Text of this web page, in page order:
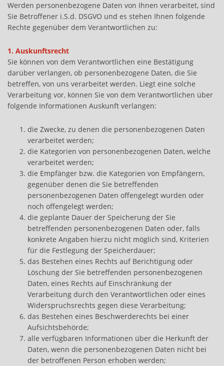
Werden personenbezogene Daten von Ihnen verarbeitet, sind
Sie Betroffener i.S.d. DSGVO und es stehen Ihnen folgende
Rechte gegenüber dem Verantwortlichen zu:
1. Auskunftsrecht
Sie können von dem Verantwortlichen eine Bestätigung
darüber verlangen, ob personenbezogene Daten, die Sie
betreffen, von uns verarbeitet werden. Liegt eine solche
Verarbeitung vor, können Sie von dem Verantwortlichen über
folgende Informationen Auskunft verlangen:
die Zwecke, zu denen die personenbezogenen Daten
verarbeitet werden;
die Kategorien von personenbezogenen Daten, welche
verarbeitet werden;
die Empfänger bzw. die Kategorien von Empfängern,
gegenüber denen die Sie betreffenden
personenbezogenen Daten offengelegt wurden oder
noch offengelegt werden;
die geplante Dauer der Speicherung der Sie
betreffenden personenbezogenen Daten oder, falls
konkrete Angaben hierzu nicht möglich sind, Kriterien
für die Festlegung der Speicherdauer;
das Bestehen eines Rechts auf Berichtigung oder
Löschung der Sie betreffenden personenbezogenen
Daten, eines Rechts auf Einschränkung der
Verarbeitung durch den Verantwortlichen oder eines
Widerspruchsrechts gegen diese Verarbeitung;
das Bestehen eines Beschwerderechts bei einer
Aufsichtsbehörde;
alle verfügbaren Informationen über die Herkunft der
Daten, wenn die personenbezogenen Daten nicht bei
der betroffenen Person erhoben werden;